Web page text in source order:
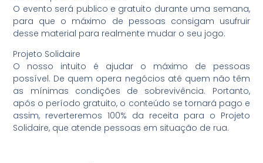
O evento será publico e gratuito durante uma semana,
para que o máximo de pessoas consigam usufruir
desse material para realmente mudar o seu jogo.
Projeto Solidaire
O nosso intuito é ajudar o máximo de pessoas
possível. De quem opera negócios até quem não têm
as mínimas condições de sobrevivência. Portanto,
após o período gratuito, o conteúdo se tornará pago e
assim, reverteremos 100% da receita para o Projeto
Solidaire, que atende pessoas em situação de rua.